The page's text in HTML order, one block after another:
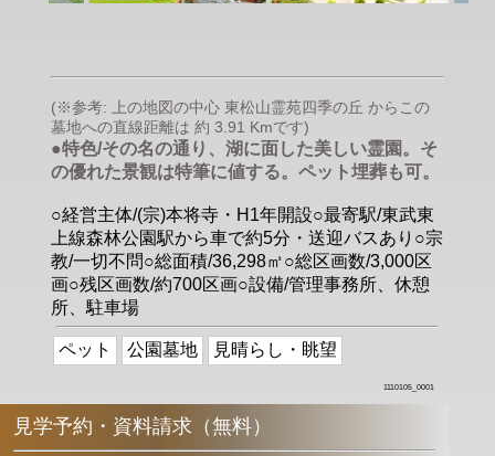
(※参考: 上の地図の中心 東松山霊苑四季の丘 からこの
墓地への直線距離は 約 3.91 Kmです)
●特色/その名の通り、湖に面した美しい霊園。そ
の優れた景観は特筆に値する。ペット埋葬も可。
○経営主体/(宗)本将寺・H1年開設○最寄駅/東武東
上線森林公園駅から車で約5分・送迎バスあり○宗
教/一切不問○総面積/36,298㎡○総区画数/3,000区
画○残区画数/約700区画○設備/管理事務所、休憩
所、駐車場
ペット 公園墓地 見晴らし・眺望
1110105_0001
見学予約・資料請求（無料）